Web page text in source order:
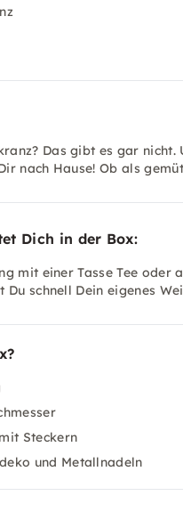
Das gibt es gar
nach Hause! Ob als
Dich in der Box:
mit einer Tasse Tee
schnell Dein eigenes
Steckern
und Metallnadeln